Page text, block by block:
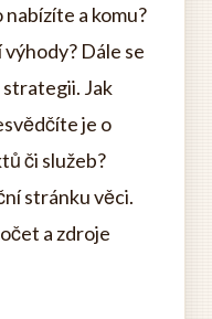
nabízíte a komu?
Dále se
Jak
je o
či služeb?
stránku věci.
a zdroje